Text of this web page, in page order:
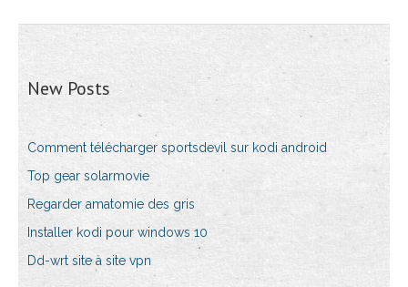
New Posts
Comment télécharger sportsdevil sur kodi android
Top gear solarmovie
Regarder amatomie des gris
Installer kodi pour windows 10
Dd-wrt site à site vpn